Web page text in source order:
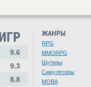
9.6
9.3
8.8
ЖАНРЫ
RPG
MMORPG
Шутеры
Симуляторы
MOBA